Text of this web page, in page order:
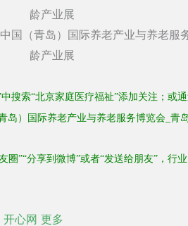
中搜索“北京家庭医疗福祉”添加关注 ； 或
”“分享到微博”或者“发送给朋友”，行
开心网 更多